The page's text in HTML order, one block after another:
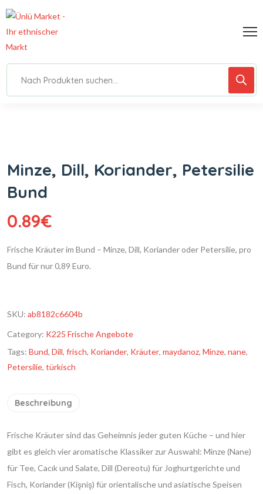
Minze, Dill, Koriander, Petersilie
Bund
0.89€
Frische Kräuter im Bund – Minze, Dill, Koriander oder Petersilie, pro
Bund für nur 0,89 Euro.
SKU: ab8182c6604b
Category: K225 Frische Angebote
Tags: Bund, Dill, frisch, Koriander, Kräuter, maydanoz, Minze, nane,
Petersilie, türkisch
Beschreibung
Frische Kräuter sind das Geheimnis jeder guten Küche – und hier
gibt es gleich vier aromatische Klassiker zur Auswahl: Minze (Nane)
für Tee, Cacık und Salate, Dill (Dereotu) für Joghurtgerichte und
Fisch, Koriander (Kişniş) für orientalische und asiatische Speisen